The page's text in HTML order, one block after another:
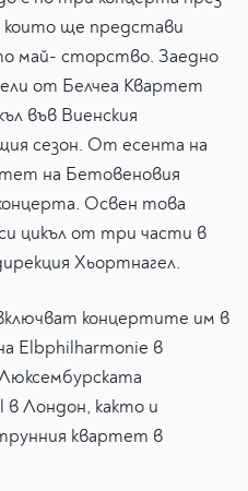
ще представи
май- сторство. Заедно
от Белчеа Квартет
във Виенския
сезон. От есента на
на Бетовеновия
Освен това
цикъл от три части в
Хьортнагел.
концертите им в
Elbphilharmonie в
в Лондон, както и
квартет в